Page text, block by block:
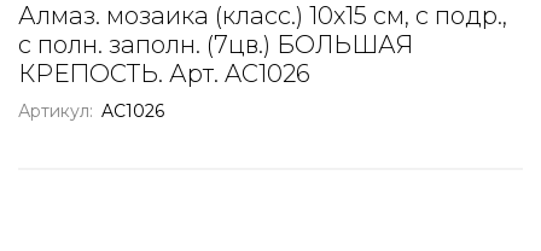
Алмаз. мозаика (класс.) 10х15 см, с подр.,
с полн. заполн. (7цв.) БОЛЬШАЯ
КРЕПОСТЬ. Арт. AC1026
Артикул: AC1026